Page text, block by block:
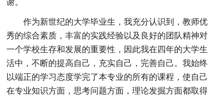
谢。
作为新世纪的大学毕业生，我充分认识到，教师优
秀的综合素质，丰富的实践经验以及良好的团队精神对
一个学校生存和发展的重要性，因此我在四年的大学生
活中，不断的提高自己，充实自己，完善自己。我始终
以端正的学习态度学完了本专业的所有的课程，使自己
在专业知识方面，思考问题方面，理论发掘方面都取得